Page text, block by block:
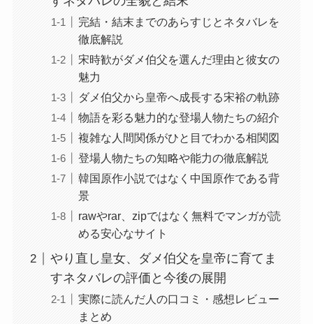
完結・結末までのあらすじとネタバレを
徹底解説
宋時歓がダメ伯父を選んだ理由と彼女の
魅力
ダメ伯父から皇帝へ成長する宋裕の軌跡
物語を彩る魅力的な登場人物たちの紹介
複雑な人間関係がひと目でわかる相関図
登場人物たちの知略や能力の徹底解説
韓国原作小説ではなく中国原作である背
景
rawやrar、zipではなく無料でマンガが読
める安心なサイト
やり直し皇女、ダメ伯父を皇帝に育てま
すネタバレの評価と今後の展開
実際に読んだ人の口コミ・感想レビュー
まとめ